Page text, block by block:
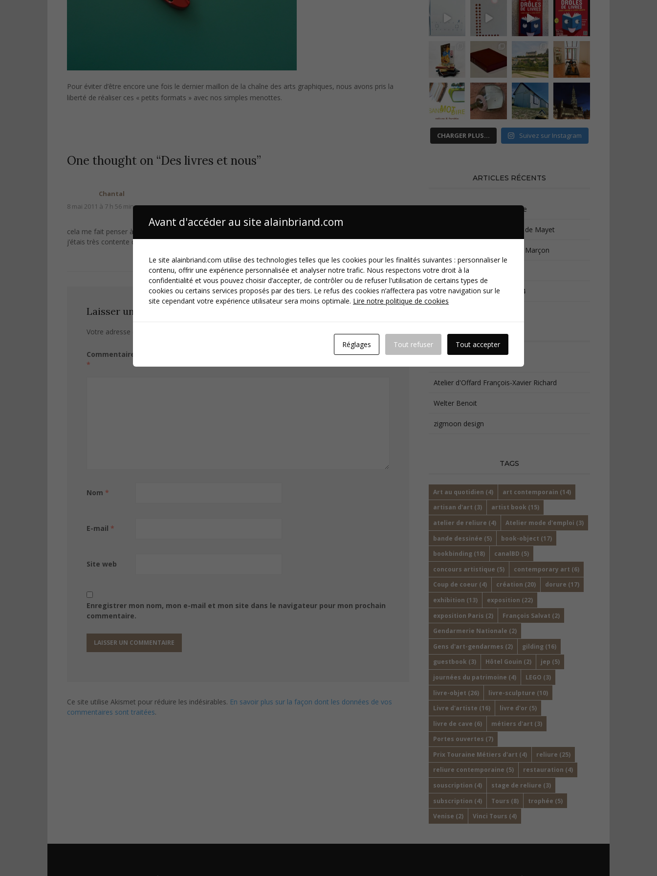
Pour éviter d’être encore une fois le dernier maillon de la chaîne des arts graphiques, nous avons pris la
liberté de réaliser ces « petits formats » avec nos simples menottes.
One thought on “Des livres et nous”
Chantal
8 mai 2011 à 7 h 56 min
cela me fait penser à un titre d’expo!!
j’étais très contente de vous revoir, un peu rapide, mais un jour on se prendra le temps d’aller à Tours
Laisser un commentaire
Votre adresse e-mail ne sera pas publiée.
Commentaire
*
Nom *
E-mail *
Site web
Enregistrer mon nom, mon e-mail et mon site dans le navigateur pour mon prochain
commentaire.
Ce site utilise Akismet pour réduire les indésirables. En savoir plus sur la façon dont les données de vos
commentaires sont traitées.
CHARGER PLUS… Suivez sur Instagram
ARTICLES RÉCENTS
Exposition à Meung-sur-Loire
Exposition à la médiathèque de Mayet
Exposition Drôles de livres à Marçon
Coffret pour la Nativité
Journées du Patrimoine 2024
Atelier d'Offard François-Xavier Richard
Welter Benoit
zigmoon design
TAGS
Art au quotidien (4) art contemporain (14)
artisan d'art (3) artist book (15)
atelier de reliure (4) Atelier mode d'emploi (3)
bande dessinée (5) book-object (17)
bookbinding (18) canalBD (5)
concours artistique (5) contemporary art (6)
Coup de coeur (4) création (20) dorure (17)
exhibition (13) exposition (22)
exposition Paris (2) François Salvat (2)
Gendarmerie Nationale (2)
Gens d'art-gendarmes (2) gilding (16)
guestbook (3) Hôtel Gouin (2) jep (5)
journées du patrimoine (4) LEGO (3)
livre-objet (26) livre-sculpture (10)
Livre d'artiste (16) livre d'or (5)
livre de cave (6) métiers d'art (3)
Portes ouvertes (7)
Prix Touraine Métiers d'art (4) reliure (25)
reliure contemporaine (5) restauration (4)
souscription (4) stage de reliure (3)
subscription (4) Tours (8) trophée (5)
Venise (2) Vinci Tours (4)
Avant d'accéder au site alainbriand.com
Le site alainbriand.com utilise des technologies telles que les cookies pour les finalités suivantes : personnaliser le
contenu, offrir une expérience personnalisée et analyser notre trafic. Nous respectons votre droit à la
confidentialité et vous pouvez choisir d’accepter, de contrôler ou de refuser l'utilisation de certains types de
cookies ou certains services proposés par des tiers. Le refus des cookies n’affectera pas votre navigation sur le
site cependant votre expérience utilisateur sera moins optimale. Lire notre politique de cookies
Réglages Tout refuser Tout accepter